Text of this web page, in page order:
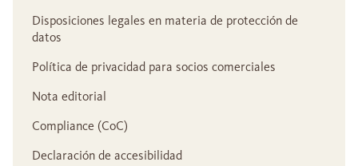
Disposiciones legales en materia de protección de
datos
Política de privacidad para socios comerciales
Nota editorial
Compliance (CoC)
Declaración de accesibilidad